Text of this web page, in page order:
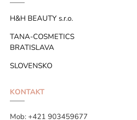
H&H BEAUTY s.r.o.
TANA-COSMETICS
BRATISLAVA
SLOVENSKO
KONTAKT
Mob: +421 903459677